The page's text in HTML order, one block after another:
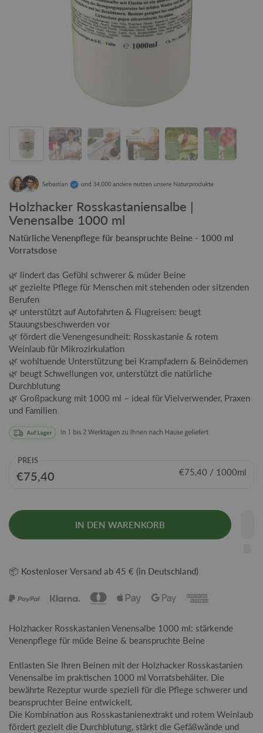
Holzhacker Rosskastaniensalbe |
Venensalbe 1000 ml
Natürliche Venenpflege für beanspruchte Beine - 1000 ml
Vorratsdose
🌿 lindert das Gefühl schwerer & müder Beine
🌿 gezielte Pflege für Menschen mit stehenden oder sitzenden
Berufen
🌿 unterstützt auf Autofahrten & Flugreisen: beugt
Stauungsbeschwerden vor
🌿 fördert die Venengesundheit: Rosskastanie & rotem
Weinlaub für Mikrozirkulation
🌿 wohltuende Unterstützung bei Krampfadern & Beinödemen
🌿 beugt Schwellungen vor, unterstützt die natürliche
Durchblutung
🌿 Großpackung mit 1000 ml – ideal für Vielverwender, Praxen
und Familien
PREIS
€75,40 €75,40 / 1000ml
IN DEN WARENKORB
📦 Kostenloser Versand ab 45 € (in Deutschland)
Holzhacker Rosskastanien Venensalbe 1000 ml: stärkende
Venenpflege für müde Beine & beanspruchte Beine
Entlasten Sie Ihren Beinen mit der Holzhacker Rosskastanien
Venensalbe im praktischen 1000 ml Vorratsbehälter. Die
bewährte Rezeptur wurde speziell für die Pflege schwerer und
beanspruchter Beine entwickelt.
Die Kombination aus Rosskastanienextrakt und rotem Weinlaub
fördert gezielt die Durchblutung, stärkt die Gefäßwände und